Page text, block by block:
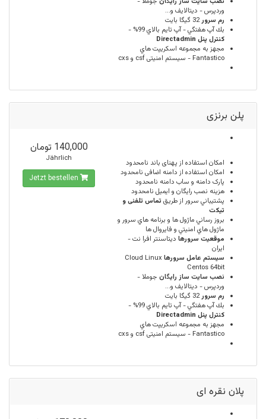
وردپرس - دیتالایف و...
رم سرور32 گيگا بايت
بك آپ هفتگي - آپ تايم بالاي 99% -
كنترل پنل Directadmin
مجهز به مجموعه اسكريپت هاي
Fantastico - سیستم امنیتی csf و cxs
پلن برنزی
امكان استفاده از پهنای باند نامحدود
امکان استفاده از دامنه اضافی نامحدود
پارک دامنه و ساب دامنه نامحدود
هزینه نصب رایگان و ایمیل نامحدود
پشتيباني سرور از طريق تماس تلفنی و
تیکت
بروز رساني ماژول ها و برنامه هاي سرور و
ماژول هاي امنيتي و فايروال ها
موقعيت سرورها ديتاسنتر افرا نت -
ایران
سيستم عامل سرورها Cloud Linux
Centos 64bit
نصب سایت ساز رایگان جوملا -
وردپرس - دیتالایف و...
رم سرور32 گيگا بايت
بك آپ هفتگي - آپ تايم بالاي 99% -
كنترل پنل Directadmin
مجهز به مجموعه اسكريپت هاي
Fantastico - سیستم امنیتی csf و cxs
140,000 تومان
Jährlich
Jetzt bestellen
پلان نقره ای